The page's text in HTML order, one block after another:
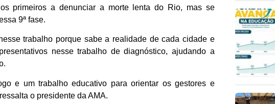
primeiros a denunciar a morte lenta do Rio, mas se
9ª fase.
trabalho porque sabe a realidade de cada cidade e
nesse trabalho de diagnóstico, ajudando a
e um trabalho educativo para orientar os gestores e
o presidente da AMA.